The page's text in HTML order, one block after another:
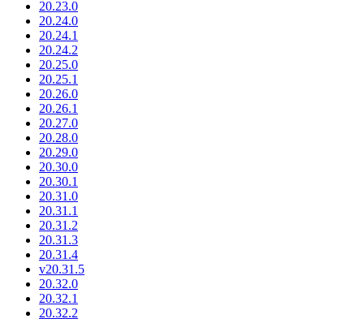
20.23.0
20.24.0
20.24.1
20.24.2
20.25.0
20.25.1
20.26.0
20.26.1
20.27.0
20.28.0
20.29.0
20.30.0
20.30.1
20.31.0
20.31.1
20.31.2
20.31.3
20.31.4
v20.31.5
20.32.0
20.32.1
20.32.2